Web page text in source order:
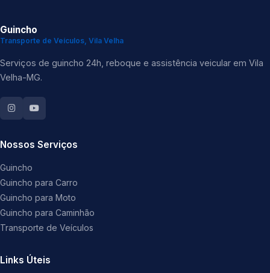
Guincho
Transporte de Veículos, Vila Velha
Serviços de guincho 24h, reboque e assistência veicular em Vila
Velha-MG.
Nossos Serviços
Guincho
Guincho para Carro
Guincho para Moto
Guincho para Caminhão
Transporte de Veículos
Links Úteis